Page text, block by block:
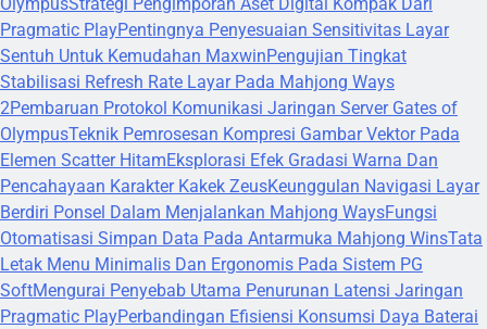
Pragmatic PlayPentingnya Penyesuaian Sensitivitas Layar
Sentuh Untuk Kemudahan MaxwinPengujian Tingkat
Stabilisasi Refresh Rate Layar Pada Mahjong Ways
2Pembaruan Protokol Komunikasi Jaringan Server Gates of
OlympusTeknik Pemrosesan Kompresi Gambar Vektor Pada
Elemen Scatter HitamEksplorasi Efek Gradasi Warna Dan
Pencahayaan Karakter Kakek ZeusKeunggulan Navigasi Layar
Berdiri Ponsel Dalam Menjalankan Mahjong WaysFungsi
Otomatisasi Simpan Data Pada Antarmuka Mahjong WinsTata
Letak Menu Minimalis Dan Ergonomis Pada Sistem PG
SoftMengurai Penyebab Utama Penurunan Latensi Jaringan
Pragmatic PlayPerbandingan Efisiensi Konsumsi Daya Baterai